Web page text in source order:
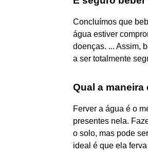
Concluímos que
água estiver
doenças. ... Assim,
a ser totalmente
Qual a maneira
Ferver a água é o
presentes nela.
o solo, mas pode
ideal é que ela